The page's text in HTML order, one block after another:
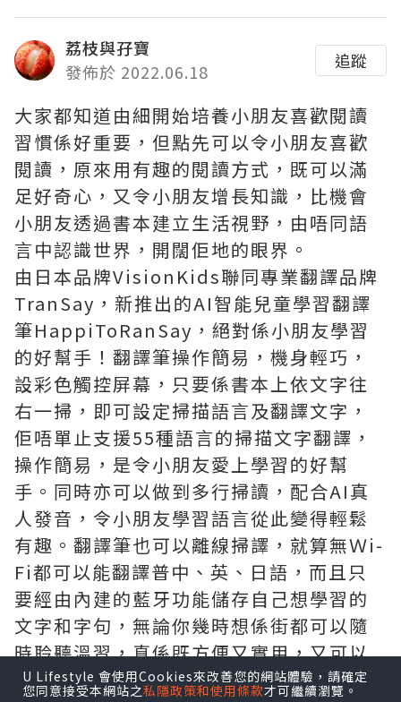
荔枝與孖寶
發佈於 2022.06.18
追蹤
大家都知道由細開始培養小朋友喜歡閱讀
習慣係好重要，但點先可以令小朋友喜歡
閱讀，原來用有趣的閱讀方式，既可以滿
足好奇心，又令小朋友增長知識，比機會
小朋友透過書本建立生活視野，由唔同語
言中認識世界，開闊佢地的眼界。
由日本品牌VisionKids聯同專業翻譯品牌
TranSay，新推出的AI智能兒童學習翻譯
筆HappiToRanSay，絕對係小朋友學習
的好幫手！翻譯筆操作簡易，機身輕巧，
設彩色觸控屏幕，只要係書本上依文字往
右一掃，即可設定掃描語言及翻譯文字，
佢唔單止支援55種語言的掃描文字翻譯，
操作簡易，是令小朋友愛上學習的好幫
手。同時亦可以做到多行掃讀，配合AI真
人發音，令小朋友學習語言從此變得輕鬆
有趣。翻譯筆也可以離線掃譯，就算無Ｗi-
Fi都可以能翻譯普中、英、日語，而且只
要經由內建的藍牙功能儲存自己想學習的
文字和字句，無論你幾時想係街都可以隨
時聆聽溫習，真係既方便又實用，又可以
比小朋友在家都能輕鬆接觸唔同的語言 。
U Lifestyle 會使用Cookies來改善您的網站體驗，請確定
您同意接受本網站之私隱政策和使用條款才可繼續瀏覽。